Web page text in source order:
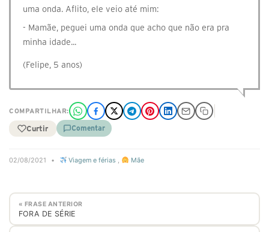
uma onda. Aflito, ele veio até mim:
- Mamãe, peguei uma onda que acho que não era pra
minha idade...
(Felipe, 5 anos)
COMPARTILHAR:
Curtir Comentar
02/08/2021 • Viagem e férias , Mãe
« FRASE ANTERIOR
FORA DE SÉRIE